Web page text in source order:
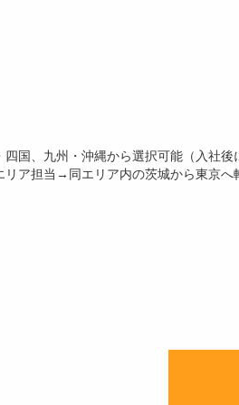
国、九州・沖縄から選択可能（入社
ア担当→同エリア内の茨城から東京へ